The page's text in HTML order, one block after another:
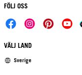
FÖLJ OSS
VÄLJ LAND
Sverige